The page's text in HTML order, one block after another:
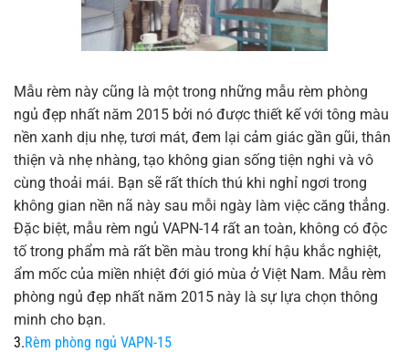
Mẫu rèm này cũng là một trong những mẫu rèm phòng
ngủ đẹp nhất năm 2015 bởi nó được thiết kế với tông màu
nền xanh dịu nhẹ, tươi mát, đem lại cảm giác gần gũi, thân
thiện và nhẹ nhàng, tạo không gian sống tiện nghi và vô
cùng thoải mái. Bạn sẽ rất thích thú khi nghỉ ngơi trong
không gian nền nã này sau mỗi ngày làm việc căng thẳng.
Đặc biệt, mẫu rèm ngủ VAPN-14 rất an toàn, không có độc
tố trong phẩm mà rất bền màu trong khí hậu khắc nghiệt,
ẩm mốc của miền nhiệt đới gió mùa ở Việt Nam. Mẫu rèm
phòng ngủ đẹp nhất năm 2015 này là sự lựa chọn thông
minh cho bạn.
3.Rèm phòng ngủ VAPN-15